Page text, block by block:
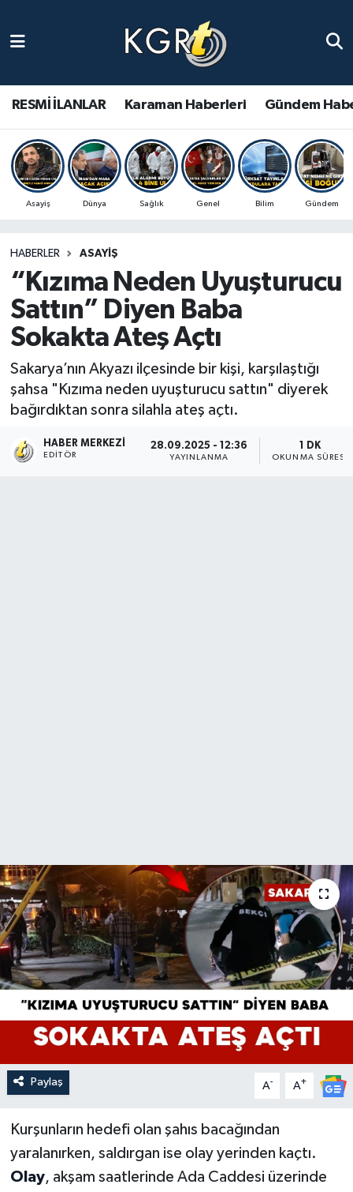
RESMİ İLANLAR Karaman Haberleri Gündem
Asayiş Dünya Sağlık Genel Bilim Gündem
HABERLER ASAYIŞ
“Kızıma Neden Uyuşturucu
Sattın” Diyen Baba
Sokakta Ateş Açtı
Sakarya’nın Akyazı ilçesinde bir kişi, karşılaştığı
şahsa "Kızıma neden uyuşturucu sattın" diyerek
bağırdıktan sonra silahla ateş açtı.
HABER MERKEZI
EDITÖR
28.09.2025 - 12:36
YAYINLANMA
1 DK
OKUNMA SÜRESI
Paylaş A- A+
Kurşunların hedefi olan şahıs bacağından
yaralanırken, saldırgan ise olay yerinden kaçtı.
Olay, akşam saatlerinde Ada Caddesi üzerinde
Gündem Haberleri
Güncel Haberler
Spor Haberleri
Ulusal Haberler
Vefat Edenler